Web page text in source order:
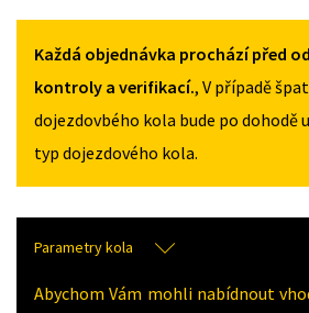
Každá objednávka prochází před
kontroly a verifikací., V případě
dojezdovbého kola bude po dohodě
typ dojezdového kola.
Parametry kola
Abychom Vám mohli nabídnout